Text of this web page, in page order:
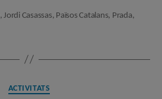
,Jordi Casassas, Països Catalans, Prada,
Categories
ACTIVITATS